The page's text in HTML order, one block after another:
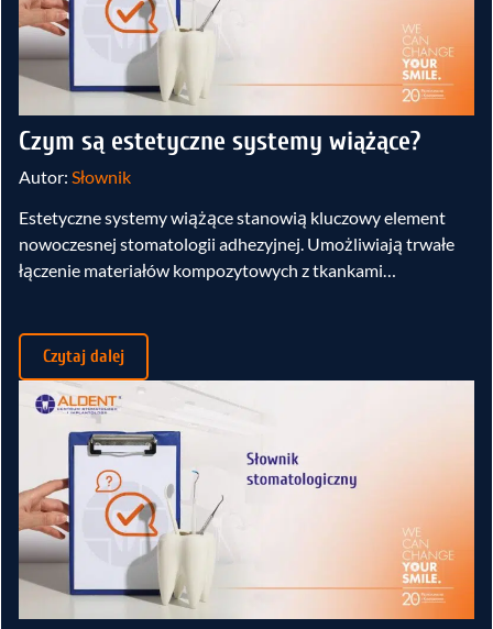
Czym są estetyczne systemy wiążące?
Autor: Słownik
Estetyczne systemy wiążące stanowią kluczowy element
nowoczesnej stomatologii adhezyjnej. Umożliwiają trwałe
łączenie materiałów kompozytowych z tkankami…
Czytaj dalej